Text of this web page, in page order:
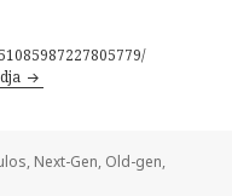
, Next-Gen, Old-gen,